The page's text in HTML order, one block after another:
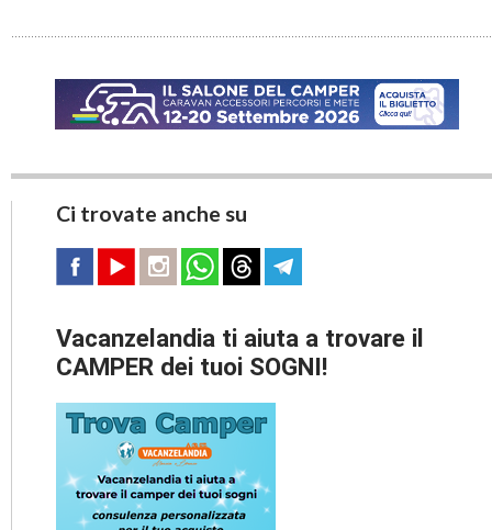
Ci trovate anche su
Vacanzelandia ti aiuta a trovare il
CAMPER dei tuoi SOGNI!